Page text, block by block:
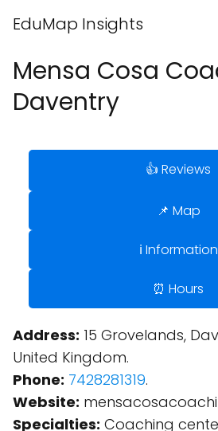
EduMap Insights
Mensa Cosa
Daventry
👍 Reviews
📌 Map
ℹ️ Information
⏰ Hours
Address: 15 Grovelands,
United Kingdom.
Phone: 7428281319.
Website:
Specialties: Coaching